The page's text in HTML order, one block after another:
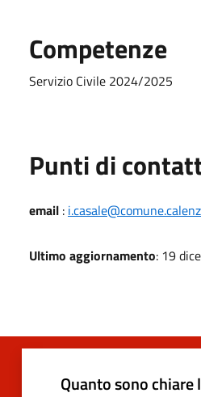
Competenze
Servizio Civile 2024/2025
Punti di
email :
Ultimo aggiornamento: 19
Quanto sono